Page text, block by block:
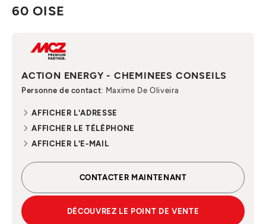
60 OISE
ACTION ENERGY - CHEMINEES CONSEILS
Personne de contact: Maxime De Oliveira
AFFICHER L'ADRESSE
AFFICHER LE TÉLÉPHONE
AFFICHER L'E-MAIL
CONTACTER MAINTENANT
DÉCOUVREZ LE POINT DE VENTE